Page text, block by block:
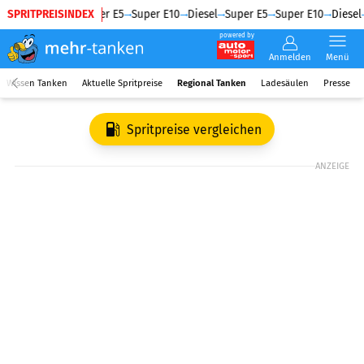
SPRITPREISINDEX
Diesel Super E5 Super E10 Diesel Super E5 Super E10 Diesel
powered by
Anmelden Menü
Wissen Tanken Aktuelle Spritpreise Regional Tanken Ladesäulen Presse
Spritpreise vergleichen
ANZEIGE